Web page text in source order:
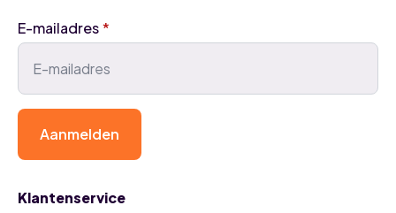
Klantenservice
E-mailadres*
Aanmelden